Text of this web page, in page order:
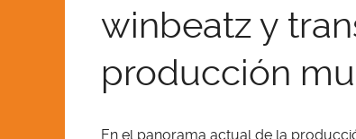
winbeatz y
producción
En el panorama actual de la